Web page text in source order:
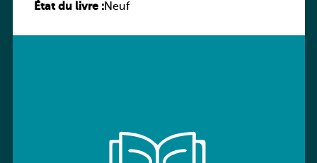
État du livre :Neuf